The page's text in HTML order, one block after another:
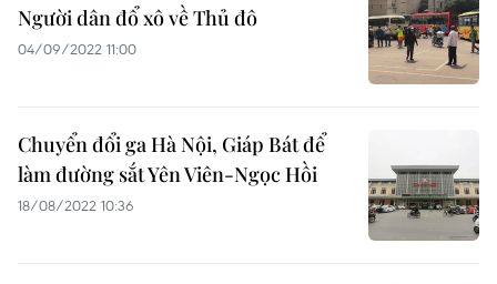
Người dân đổ xô về Thủ đô
04/09/2022 11:00
Chuyển đổi ga Hà Nội, Giáp Bát để
làm đường sắt Yên Viên-Ngọc Hồi
18/08/2022 10:36